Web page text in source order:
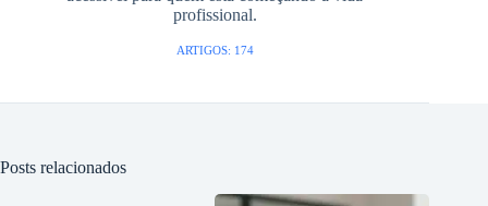
profissional.
ARTIGOS: 174
Posts relacionados